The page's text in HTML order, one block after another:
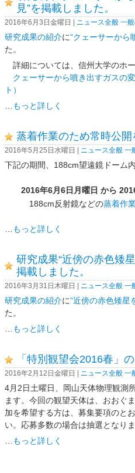
見”を掲載しました。
2016年6月3日金曜日 | ニュース全般 一
研究成果の紹介に“クェーサーから
た。
詳細については、信州大学のホ
クェーサーから噴き出すガスの
ト）
もっと詳しく
蒸着作業のため常時公開
2016年5月25日水曜日 | ニュース全般 一
下記の期間、188cm望遠鏡ドーム
2016年6月6日月曜日 から
188cm反射鏡などの蒸着作
もっと詳しく
研究成果“近傍の赤色矮
掲載しました。
2016年3月31日木曜日 | ニュース全般 一
研究成果の紹介に“近傍の赤色矮星
た。
もっと詳しく
「特別観望会2016春」
2016年2月12日金曜日 | ニュース全般 一
4月2日土曜日、岡山天体物理観測
ます。今回の観望天体は、おおぐ
加を希望する方は、募集要項のと
い。応募多数の場合は抽選となりま
もっと詳しく